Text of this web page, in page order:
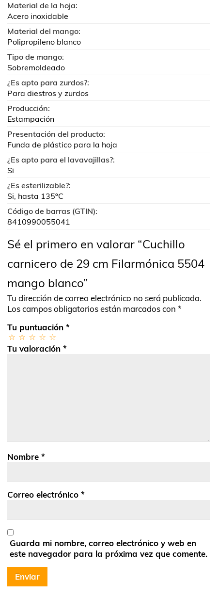
Material de la hoja:
Acero inoxidable
Material del mango:
Polipropileno blanco
Tipo de mango:
Sobremoldeado
¿Es apto para zurdos?:
Para diestros y zurdos
Producción:
Estampación
Presentación del producto:
Funda de plástico para la hoja
¿Es apto para el lavavajillas?:
Si
¿Es esterilizable?:
Si, hasta 135ºC
Código de barras (GTIN):
8410990055041
Sé el primero en valorar “Cuchillo
carnicero de 29 cm Filarmónica 5504
mango blanco”
Tu dirección de correo electrónico no será publicada.
Los campos obligatorios están marcados con *
Tu puntuación *
Tu valoración *
Nombre *
Correo electrónico *
Guarda mi nombre, correo electrónico y web en
este navegador para la próxima vez que comente.